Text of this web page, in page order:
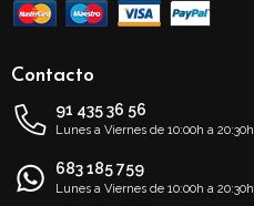
Contacto
91 435 36 56
Lunes a Viernes de 10:00h a 20:30h
683 185 759
Lunes a Viernes de 10:00h a 20:30h